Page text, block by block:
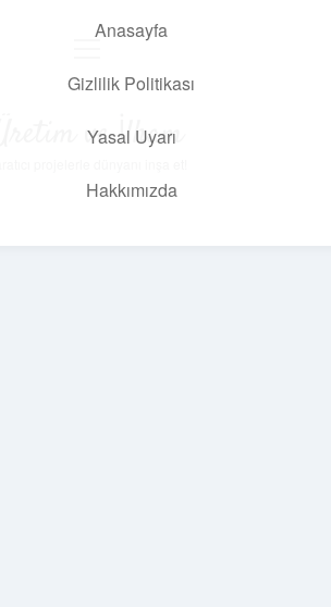
Anasayfa
Gizlilik Politikası
Yasal Uyarı
Hakkımızda
Üretim ve İlham